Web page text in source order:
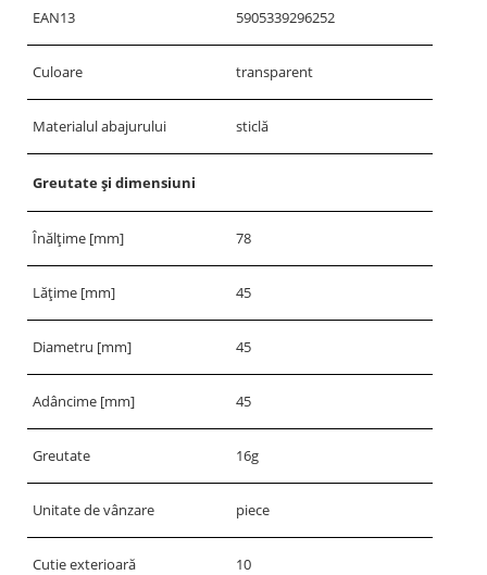
EAN13 5905339296252
Culoare transparent
Materialul abajurului sticlă
Greutate și dimensiuni
Înălțime [mm] 78
Lățime [mm] 45
Diametru [mm] 45
Adâncime [mm] 45
Greutate 16g
Unitate de vânzare piece
Cutie exterioară 10